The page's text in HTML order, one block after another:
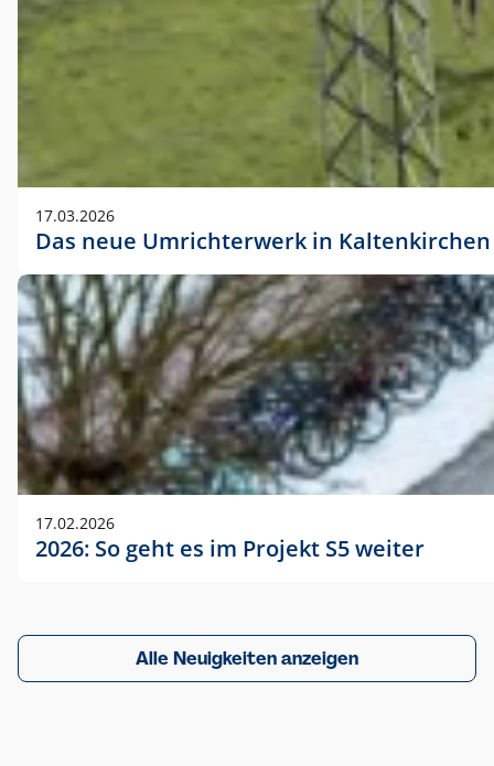
17.03.2026
Das neue Umrichterwerk in Kaltenkirchen
17.02.2026
2026: So geht es im Projekt S5 weiter
Alle Neuigkeiten anzeigen